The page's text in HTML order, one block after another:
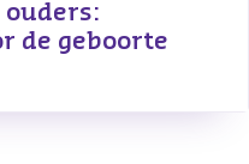
ouders:
de geboorte